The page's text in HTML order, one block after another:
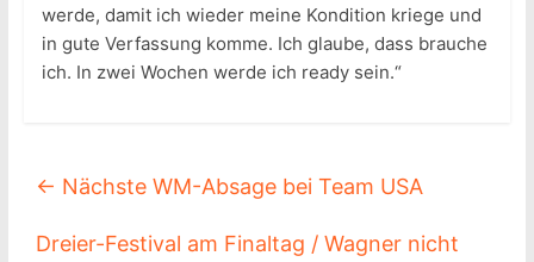
werde, damit ich wieder meine Kondition kriege und
in gute Verfassung komme. Ich glaube, dass brauche
ich. In zwei Wochen werde ich ready sein.“
← Nächste WM-Absage bei Team USA
Dreier-Festival am Finaltag / Wagner nicht